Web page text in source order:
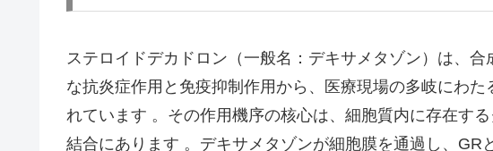
ステロイドデカドロン（一般名：デキサメタゾン）は、
な抗炎症作用と免疫抑制作用から、医療現場の多岐にわ
れています 。その作用機序の核心は、細胞質内に存在す
結合にあります 。デキサメタゾンが細胞膜を通過し、GR